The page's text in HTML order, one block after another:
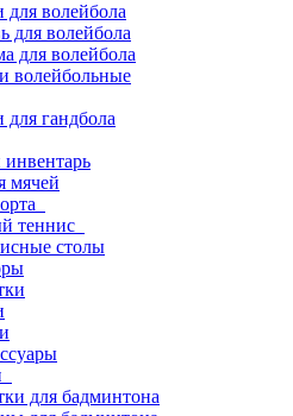
волейбола
для волейбола
для волейбола
волейбольные
гандбола
мячей
теннис
столы
для бадминтона